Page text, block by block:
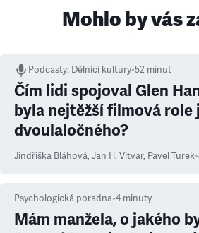
Mohlo by vás
Podcasty: Dělníci kultury•52 minut
Čím lidi spojoval Glen
byla nejtěžší filmová role
dvoulaločného?
Jindřiška Bláhová, Jan H. Vitvar, Pavel Turek•
Psychologická poradna•4 minuty
Mám manžela, o jakého